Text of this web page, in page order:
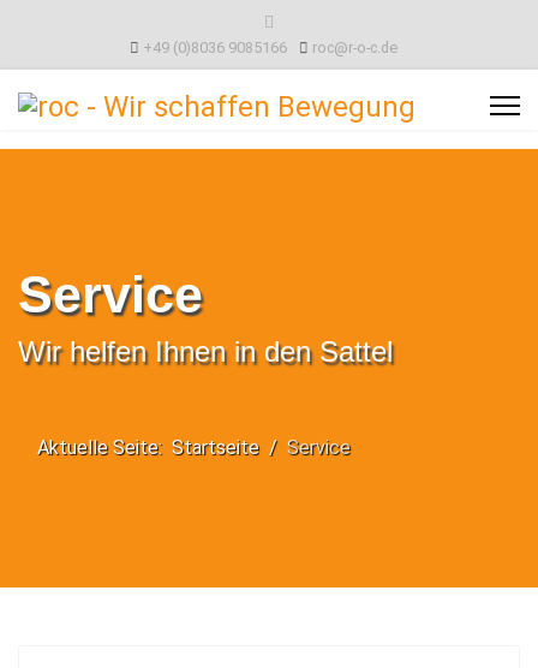
+49 (0)8036 9085166 roc@r-o-c.de
Service
Wir helfen Ihnen in den Sattel
Aktuelle Seite: Startseite Service